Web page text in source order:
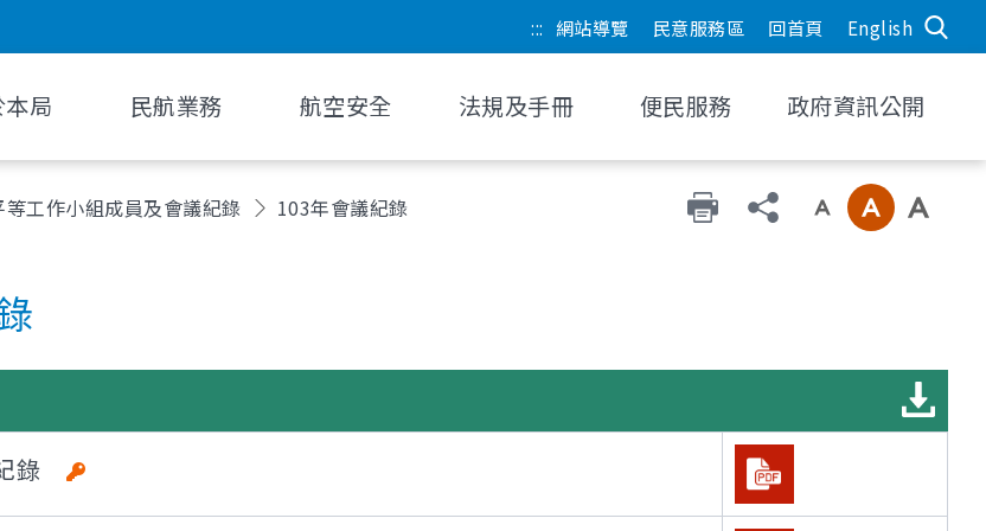
::: 網站導覽 民意服務區 回首頁 English
局 民航業務 航空安全 法規及手冊 便民服務 政府資訊公開
等工作小組成員及會議紀錄 103年會議紀錄
錄